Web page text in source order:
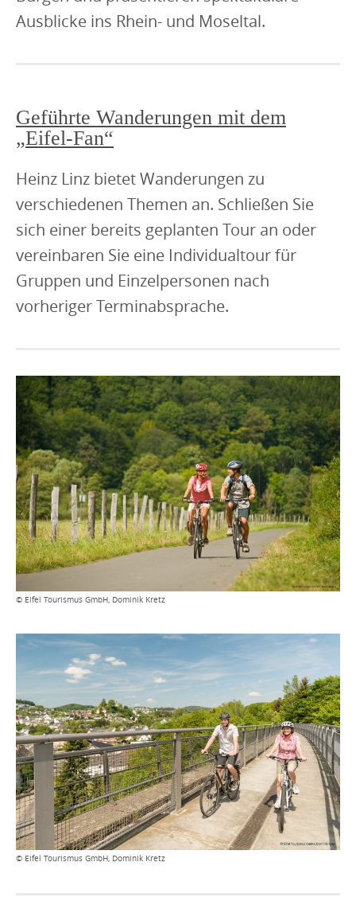
Ausblicke ins Rhein- und Moseltal.
Geführte Wanderungen mit dem
„Eifel-Fan“
Heinz Linz bietet Wanderungen zu
verschiedenen Themen an. Schließen Sie
sich einer bereits geplanten Tour an oder
vereinbaren Sie eine Individualtour für
Gruppen und Einzelpersonen nach
vorheriger Terminabsprache.
© Eifel Tourismus GmbH, Dominik Kretz
© Eifel Tourismus GmbH, Dominik Kretz